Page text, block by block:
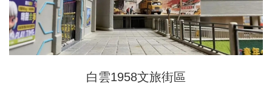
白雲1958文旅街區